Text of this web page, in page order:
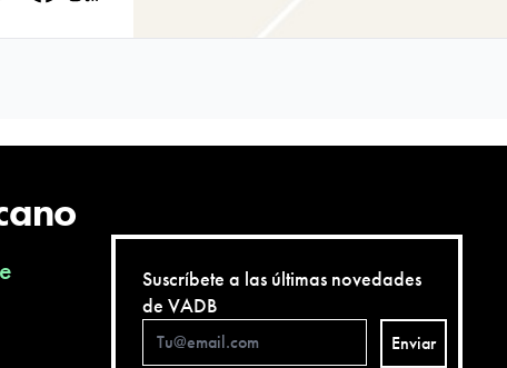
Suscríbete a las últimas novedades
de VADB
Enviar